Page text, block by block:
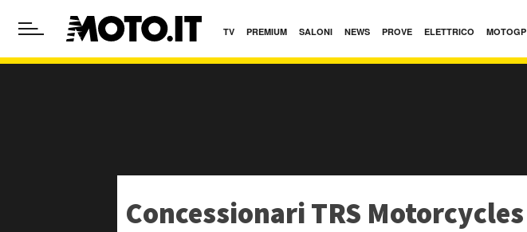
TV PREMIUM SALONI NEWS PROVE ELETTRICO MOTOGP
Concessionari TRS Motorcycles